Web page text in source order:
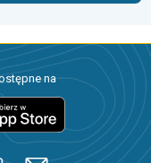
na